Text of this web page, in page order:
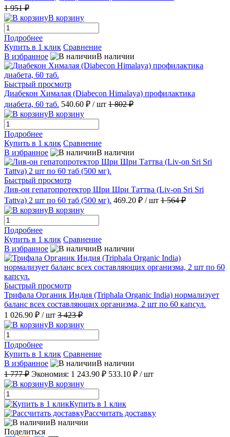
1 951 ₽
В корзину
Подробнее
Купить в 1 клик Сравнение
В избранное
В наличии
Быстрый просмотр
Диабекон Хималая (Diabecon Himalaya) профилактика
диабета, 60 таб. 540.60 ₽ / шт 1 802 ₽
В корзину
Подробнее
Купить в 1 клик Сравнение
В избранное
В наличии
Быстрый просмотр
Лив-он гепатопротектор Шри Шри Таттва (Liv-on Sri Sri
Tattva) 2 шт по 60 таб (500 мг). 469.20 ₽ / шт 1 564 ₽
В корзину
Подробнее
Купить в 1 клик Сравнение
В избранное
В наличии
Быстрый просмотр
Трифала Органик Индия (Triphala Organic India) нормализует
баланс всех составляющих организма, 2 шт по 60 капсул.
1 026.90 ₽ / шт 3 423 ₽
В корзину
Подробнее
Купить в 1 клик Сравнение
В избранное
В наличии
1 777 ₽ Экономия: 1 243.90 ₽ 533.10 ₽ / шт
В корзину
Купить в 1 клик
Рассчитать доставку
В наличии
Поделиться